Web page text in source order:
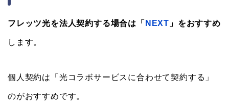
フレッツ光を法人契約する場合は「 NEXT 」をおすすめ
します。
個人契約は「光コラボサービスに合わせて契約する」
のがおすすめです。